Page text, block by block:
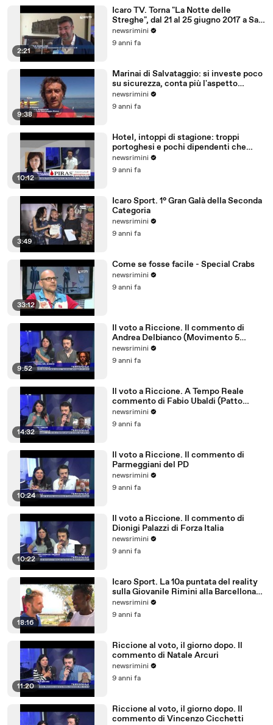
2:21
Icaro TV. Torna "La Notte delle
Streghe", dal 21 al 25 giugno 2017 a San
Giovanni in M
newsrimini
9 anni fa
9:38
Marinai di Salvataggio: si investe poco
su sicurezza, conta più l'aspetto
economico
newsrimini
9 anni fa
10:12
Hotel, intoppi di stagione: troppi
portoghesi e pochi dipendenti che
parlano tedesco
newsrimini
9 anni fa
3:49
Icaro Sport. 1° Gran Galà della Seconda
Categoria
newsrimini
9 anni fa
33:12
Come se fosse facile - Special Crabs
newsrimini
9 anni fa
9:52
Il voto a Riccione. Il commento di
Andrea Delbianco (Movimento 5
Stelle)
newsrimini
9 anni fa
14:32
Il voto a Riccione. A Tempo Reale
commento di Fabio Ubaldi (Patto
Civico Riccione)
newsrimini
9 anni fa
10:24
Il voto a Riccione. Il commento di
Parmeggiani del PD
newsrimini
9 anni fa
10:22
Il voto a Riccione. Il commento di
Dionigi Palazzi di Forza Italia
newsrimini
9 anni fa
18:16
Icaro Sport. La 10a puntata del reality
sulla Giovanile Rimini alla Barcellona
Professional Cup
newsrimini
9 anni fa
11:20
Riccione al voto, il giorno dopo. Il
commento di Natale Arcuri
newsrimini
9 anni fa
Riccione al voto, il giorno dopo. Il
commento di Vincenzo Cicchetti